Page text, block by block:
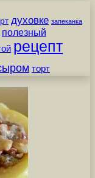
духовке запеканка
полезный
рецепт
торт